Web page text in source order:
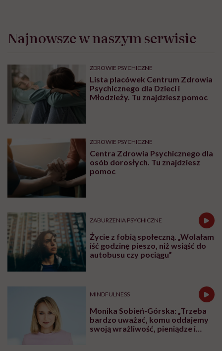
Najnowsze w naszym serwisie
ZDROWIE PSYCHICZNE
Lista placówek Centrum Zdrowia
Psychicznego dla Dzieci i
Młodzieży. Tu znajdziesz pomoc
ZDROWIE PSYCHICZNE
Centra Zdrowia Psychicznego dla
osób dorosłych. Tu znajdziesz
pomoc
ZABURZENIA PSYCHICZNE
Życie z fobią społeczną. „Wolałam
iść godzinę pieszo, niż wsiąść do
autobusu czy pociągu”
MINDFULNESS
Monika Sobień-Górska: „Trzeba
bardzo uważać, komu oddajemy
swoją wrażliwość, pieniądze i